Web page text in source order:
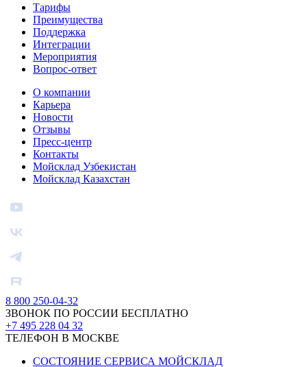
Тарифы
Преимущества
Поддержка
Интеграции
Мероприятия
Вопрос-ответ
О компании
Карьера
Новости
Отзывы
Пресс-центр
Контакты
Мойсклад Узбекистан
Мойсклад Казахстан
8 800 250-04-32
ЗВОНОК ПО РОССИИ БЕСПЛАТНО
+7 495 228 04 32
ТЕЛЕФОН В МОСКВЕ
СОСТОЯНИЕ СЕРВИСА МОЙСКЛАД